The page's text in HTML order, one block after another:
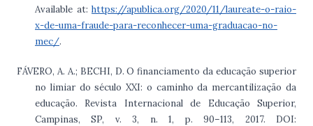
Available at:https://apublica.org/2020/11/laureate-o-raio-
x-de-uma-fraude-para-reconhecer-uma-graduacao-no-
mec/.
FÁVERO, A. A.; BECHI, D. O financiamento da educação superior
no limiar do século XXI: o caminho da mercantilização da
educação. Revista Internacional de Educação Superior,
Campinas, SP, v. 3, n. 1, p. 90–113, 2017. DOI: